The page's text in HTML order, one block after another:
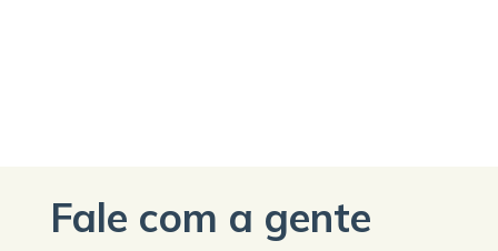
Fale com a gente